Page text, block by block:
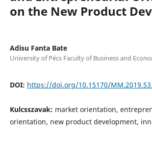
on the New Product
Adisu Fanta Bate
University of Pécs Faculty of Business and
DOI: https://doi.org/10.15170/
Kulcsszavak: market orientation,
orientation, new product development,